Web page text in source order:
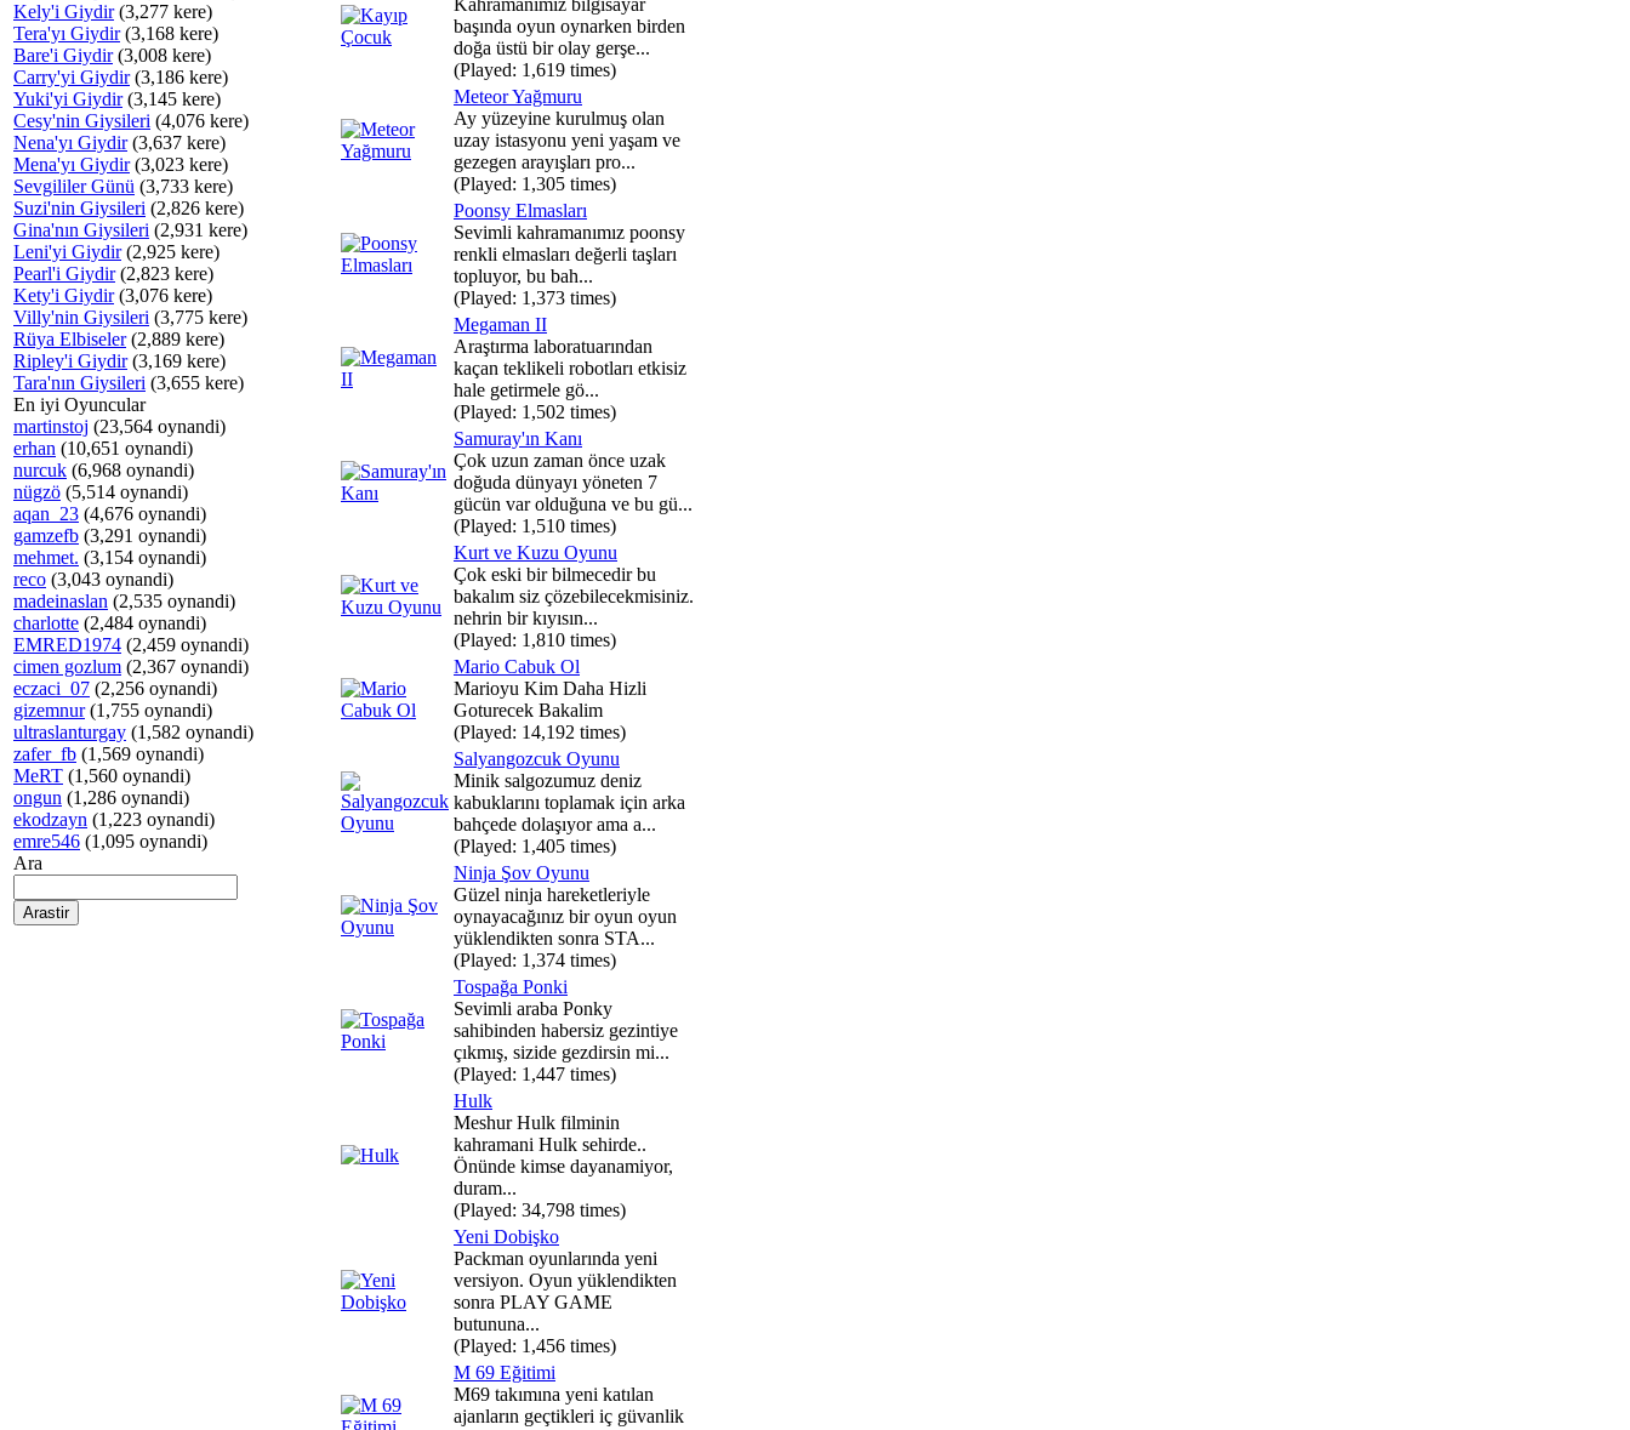
Kely'i Giydir(3,277 kere)
Tera'yı Giydir(3,168 kere)
Bare'i Giydir(3,008 kere)
Carry'yi Giydir(3,186 kere)
Yuki'yi Giydir(3,145 kere)
Cesy'nin Giysileri (4,076 kere)
Nena'yı Giydir(3,637 kere)
Mena'yı Giydir(3,023 kere)
Sevgililer Günü (3,733 kere)
Suzi'nin Giysileri (2,826 kere)
Gina'nın Giysileri (2,931 kere)
Leni'yi Giydir(2,925 kere)
Pearl'i Giydir(2,823 kere)
Kety'i Giydir(3,076 kere)
Villy'nin Giysileri (3,775 kere)
Rüya Elbiseler(2,889 kere)
Ripley'i Giydir(3,169 kere)
Tara'nın Giysileri (3,655 kere)
En iyi Oyuncular
martinstoj (23,564 oynandi)
erhan (10,651 oynandi)
nurcuk (6,968 oynandi)
nügzö (5,514 oynandi)
aqan_23 (4,676 oynandi)
gamzefb (3,291 oynandi)
mehmet. (3,154 oynandi)
reco (3,043 oynandi)
madeinaslan (2,535 oynandi)
charlotte (2,484 oynandi)
EMRED1974 (2,459 oynandi)
cimen gozlum (2,367 oynandi)
eczaci_07 (2,256 oynandi)
gizemnur(1,755 oynandi)
ultraslanturgay (1,582 oynandi)
zafer_fb (1,569 oynandi)
MeRT (1,560 oynandi)
ongun (1,286 oynandi)
ekodzayn (1,223 oynandi)
emre546 (1,095 oynandi)
Ara
Kahramanımız bilgisayar
başında oyun oynarken birden
doğa üstü bir olay gerşe...
(Played: 1,619 times)
Meteor Yağmuru
Ay yüzeyine kurulmuş olan
uzay istasyonu yeni yaşam ve
gezegen arayışları pro...
(Played: 1,305 times)
Poonsy Elmasları
Sevimli kahramanımız poonsy
renkli elmasları değerli taşları
topluyor, bu bah...
(Played: 1,373 times)
Megaman II
Araştırma laboratuarından
kaçan teklikeli robotları etkisiz
hale getirmele gö...
(Played: 1,502 times)
Samuray'ın Kanı
Çok uzun zaman önce uzak
doğuda dünyayı yöneten 7
gücün var olduğuna ve bu gü...
(Played: 1,510 times)
Kurt ve Kuzu Oyunu
Çok eski bir bilmecedir bu
bakalım siz çözebilecekmisiniz.
nehrin bir kıyısın...
(Played: 1,810 times)
Mario Cabuk Ol
Marioyu Kim Daha Hizli
Goturecek Bakalim
(Played: 14,192 times)
Salyangozcuk Oyunu
Minik salgozumuz deniz
kabuklarını toplamak için arka
bahçede dolaşıyor ama a...
(Played: 1,405 times)
Ninja Şov Oyunu
Güzel ninja hareketleriyle
oynayacağınız bir oyun oyun
yüklendikten sonra STA...
(Played: 1,374 times)
Tospağa Ponki
Sevimli araba Ponky
sahibinden habersiz gezintiye
çıkmış, sizide gezdirsin mi...
(Played: 1,447 times)
Hulk
Meshur Hulk filminin
kahramani Hulk sehirde..
Önünde kimse dayanamiyor,
duram...
(Played: 34,798 times)
Yeni Dobişko
Packman oyunlarında yeni
versiyon. Oyun yüklendikten
sonra PLAY GAME
butununa...
(Played: 1,456 times)
M 69 Eğitimi
M69 takımına yeni katılan
ajanların geçtikleri iç güvanlik